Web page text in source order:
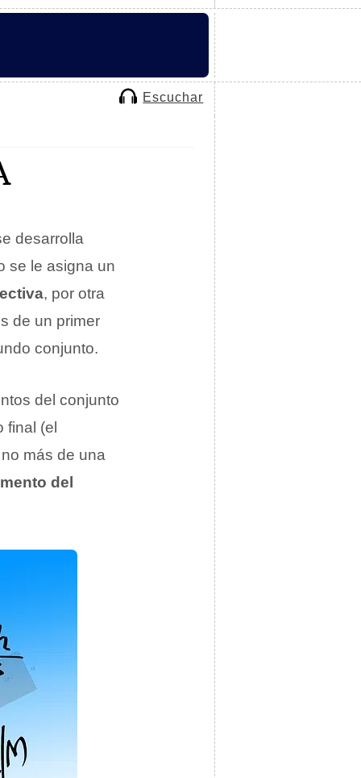
Escuchar
desarrolla
se le asigna un
, por otra
de un primer
conjunto.
del conjunto
(el
más de una
del